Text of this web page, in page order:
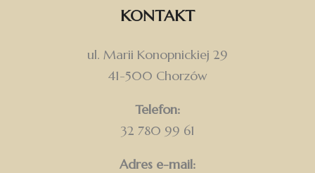
KONTAKT
ul. Marii Konopnickiej 29
41-500 Chorzów
Telefon:
32 780 99 61
Adres e-mail: